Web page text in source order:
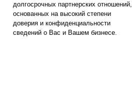
долгосрочных партнерских отношений,
основанных на высокий степени
доверия и конфиденциальности
сведений о Вас и Вашем бизнесе.